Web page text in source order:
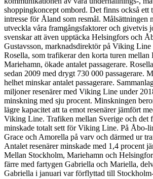
shoppingkoncept ombord. Det finns också ett
intresse för Åland som resmål. Målsättningen
utveckla våra framgångsfaktorer och givetvis
svenskar att även upptäcka Helsingfors och
Gustavsson, marknadsdirektör på Viking
Rosella, som trafikerar den korta turen mellan
Mariehamn, ökade antalet passagerare.
sedan 2009 med drygt 730 000 passagerare.
helhet minskar antalet passagerare.
miljoner resenärer med Viking Line under
minskning med sju procent. Minskningen
lägre kapacitet att ta emot resenärer jämfört
Viking Line. Trafiken mellan Sverige och det
minskade totalt sett för Viking Line. På Åbo-
Grace och Amorella på varv och därmed ur
Antalet resenärer minskade med 1,4 procent
Mellan Stockholm, Mariehamn och
färre med fartygen Gabriella och Mariella,
Gabriella i januari var förflyttad till